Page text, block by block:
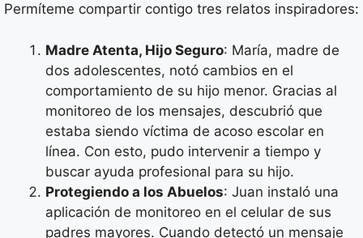
Permíteme compartir contigo tres relatos inspiradores:
Madre Atenta, Hijo Seguro: María, madre de
dos adolescentes, notó cambios en el
comportamiento de su hijo menor. Gracias al
monitoreo de los mensajes, descubrió que
estaba siendo víctima de acoso escolar en
línea. Con esto, pudo intervenir a tiempo y
buscar ayuda profesional para su hijo.
Protegiendo a los Abuelos: Juan instaló una
aplicación de monitoreo en el celular de sus
padres mayores. Cuando detectó un mensaje